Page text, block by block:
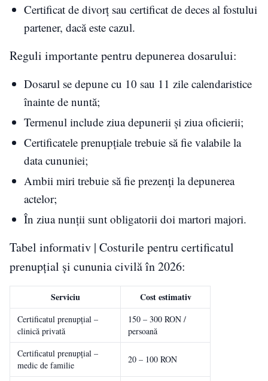
Certificat de divorț sau certificat de deces al fostului
partener, dacă este cazul.
Reguli importante pentru depunerea dosarului:
Dosarul se depune cu 10 sau 11 zile calendaristice
înainte de nuntă;
Termenul include ziua depunerii și ziua oficierii;
Certificatele prenupțiale trebuie să fie valabile la
data cununiei;
Ambii miri trebuie să fie prezenți la depunerea
actelor;
În ziua nunții sunt obligatorii doi martori majori.
Tabel informativ | Costurile pentru certificatul
prenupțial și cununia civilă în 2026:
Serviciu Cost estimativ
Certificatul prenupțial –
clinică privată
150 – 300 RON /
persoană
Certificatul prenupțial –
medic de familie
20 – 100 RON